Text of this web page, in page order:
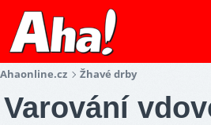
Ahaonline.cz Žhavé drby
Varování